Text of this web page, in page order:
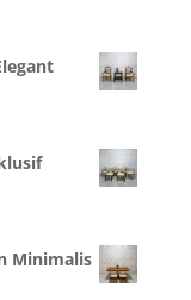
Minimalis